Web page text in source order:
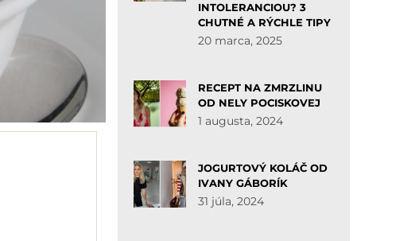
INTOLERANCIOU? 3
CHUTNÉ A RÝCHLE TIPY
20 marca, 2025
RECEPT NA ZMRZLINU
OD NELY POCISKOVEJ
1 augusta, 2024
JOGURTOVÝ KOLÁČ OD
IVANY GÁBORÍK
31 júla, 2024